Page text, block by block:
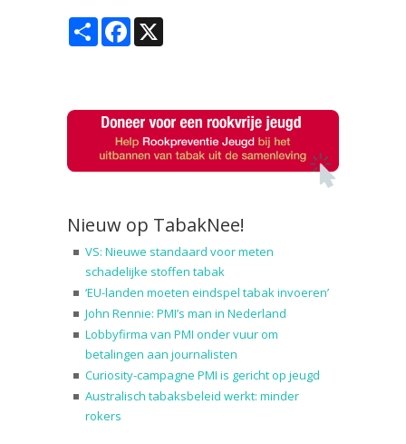
Share Facebook
Nieuw op TabakNee!
VS: Nieuwe standaard voor meten
schadelijke stoffen tabak
‘EU-landen moeten eindspel tabak invoeren’
John Rennie: PMI’s man in Nederland
Lobbyfirma van PMI onder vuur om
betalingen aan journalisten
Curiosity-campagne PMI is gericht op jeugd
Australisch tabaksbeleid werkt: minder
rokers